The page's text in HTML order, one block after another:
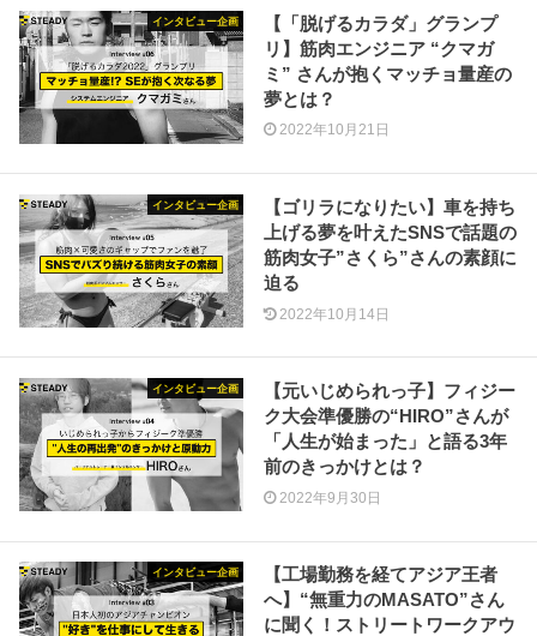
インタビュー企画
【「脱げるカラダ」グランプ
リ】筋肉エンジニア “クマガ
ミ” さんが抱くマッチョ量産の
夢とは？
2022年10月21日
インタビュー企画
【ゴリラになりたい】車を持ち
上げる夢を叶えたSNSで話題の
筋肉女子”さくら”さんの素顔に
迫る
2022年10月14日
インタビュー企画
【元いじめられっ子】フィジー
ク大会準優勝の“HIRO”さんが
「人生が始まった」と語る3年
前のきっかけとは？
2022年9月30日
インタビュー企画
【工場勤務を経てアジア王者
へ】“無重力のMASATO”さん
に聞く！ストリートワークアウ